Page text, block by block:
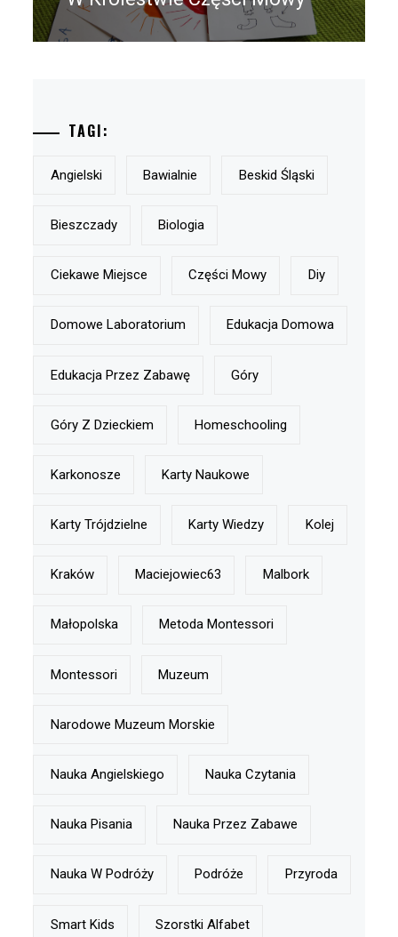
post:
TAGI:
Angielski Bawialnie Beskid Śląski
Bieszczady Biologia
Ciekawe Miejsce Części Mowy Diy
Domowe Laboratorium Edukacja Domowa
Edukacja Przez Zabawę Góry
Góry Z Dzieckiem Homeschooling
Karkonosze Karty Naukowe
Karty Trójdzielne Karty Wiedzy Kolej
Kraków Maciejowiec63 Malbork
Małopolska Metoda Montessori
Montessori Muzeum
Narodowe Muzeum Morskie
Nauka Angielskiego Nauka Czytania
Nauka Pisania Nauka Przez Zabawe
Nauka W Podróży Podróże Przyroda
Smart Kids Szorstki Alfabet